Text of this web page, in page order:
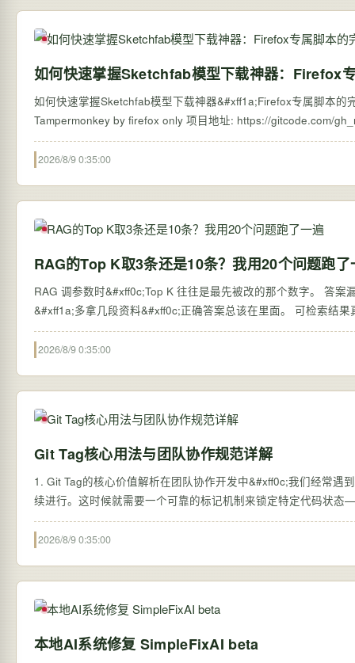
如何快速掌握Sketchfab模型下载神器：Firefox
如何快速掌握Sketchfab模型下载神器&#xff1a;Firefox专属脚本
2026/8/9 0:35:00
RAG的Top K取3条还是10条？我用20个问题跑了
RAG 调参数时&#xff0c;Top K 往往是最先被改的那个数字。 答案漏了&#xff0c;就从 3 调到 10&#xff1b;还不放心&#xff0c;再改成 20。看起来很合理
2026/8/9 0:35:00
Git Tag核心用法与团队协作规范详解
1. Git Tag的核心价值解析在团队协作开发中&#xff0c;我们经常遇
续进行。这时候就需要一个可靠的标记机制来锁定特定代码状
2026/8/9 0:35:00
本地AI系统修复 SimpleFixAI beta